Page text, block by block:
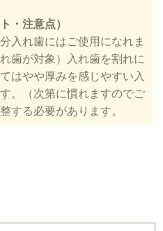
・注意点）
入れ歯にはご使用になれま
歯が対象）入れ歯を割れに
はやや厚みを感じやすい入
。（次第に慣れますのでご
する必要があります。